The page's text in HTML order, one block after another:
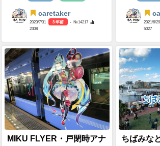
caretaker
2023/7/31 3 年前
- №14217
2308
2021/6/29
5027
MIKU FLYER・戸閉時アナ
ちばみな